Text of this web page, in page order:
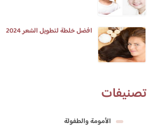
افضل خلطة لتطويل الشعر 2024
تصنيفات
الأمومة والطفولة